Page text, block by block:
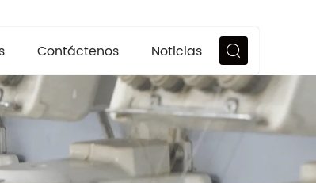
Contáctenos Noticias